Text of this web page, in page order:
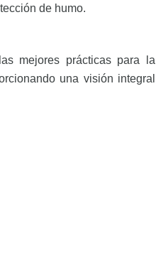
de humo.
mejores prácticas para la
una visión integral